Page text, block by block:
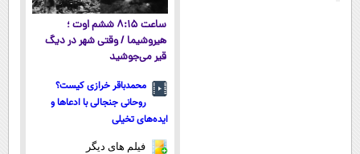
ساعت ۸:۱۵ ششم اوت ؛
هیروشیما / وقتی شهر در دیگ
قیر می‌جوشید
محمدباقر خرازی کیست؟
روحانی جنجالی با ادعاها و
ایده‌های تخیلی
فیلم های دیگر